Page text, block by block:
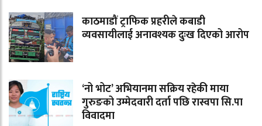
काठमाडौं ट्राफिक प्रहरीले कबाडी
व्यवसायीलाई अनावश्यक दुःख दिएको आरोप
‘नो भोट’ अभियानमा सक्रिय रहेकी माया
गुरुङको उम्मेदवारी दर्ता पछि रास्वपा सि.पा
विवादमा